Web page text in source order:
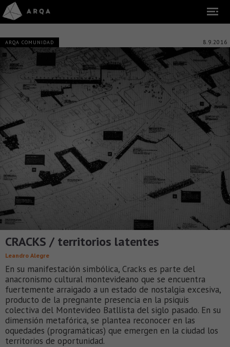
ARQA COMUNIDAD 8.9.2016
CRACKS / territorios latentes
Leandro Alegre
En su manifestación simbólica, Cracks es parte del
anacronismo cultural montevideano que se encuentra
fuertemente arraigado a un estado de nostalgia excesiva,
producto de la pregnante presencia en la psiquis
colectiva del Montevideo Batllista del siglo pasado. En su
dimensión metafórica, se plantea reconocer en las
oquedades (programáticas) que emergen en la ciudad los
territorios de oportunidad.